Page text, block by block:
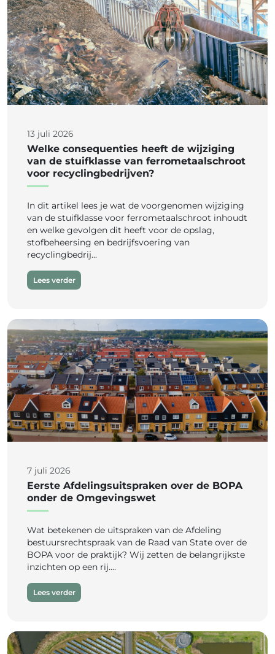
13 juli 2026
Welke consequenties heeft de wijziging
van de stuifklasse van ferrometaalschroot
voor recyclingbedrijven?
In dit artikel lees je wat de voorgenomen wijziging
van de stuifklasse voor ferrometaalschroot inhoudt
en welke gevolgen dit heeft voor de opslag,
stofbeheersing en bedrijfsvoering van
recyclingbedrij...
Lees verder
7 juli 2026
Eerste Afdelingsuitspraken over de BOPA
onder de Omgevingswet
Wat betekenen de uitspraken van de Afdeling
bestuursrechtspraak van de Raad van State over de
BOPA voor de praktijk? Wij zetten de belangrijkste
inzichten op een rij....
Lees verder